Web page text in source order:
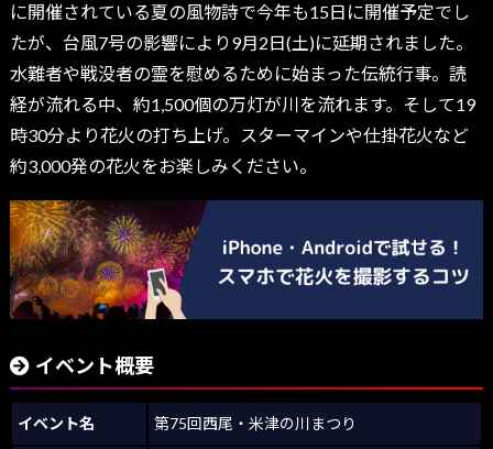
に開催されている夏の風物詩で今年も15日に開催予定でし
たが、台風7号の影響により9月2日(土)に延期されました。
水難者や戦没者の霊を慰めるために始まった伝統行事。読
経が流れる中、約1,500個の万灯が川を流れます。そして19
時30分より花火の打ち上げ。スターマインや仕掛花火など
約3,000発の花火をお楽しみください。
イベント概要
イベント名 第75回西尾・米津の川まつり